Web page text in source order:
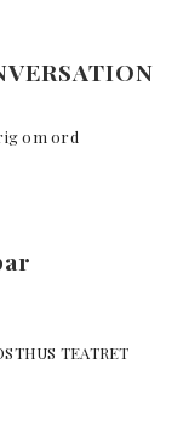
Krig om ord
TEATRET